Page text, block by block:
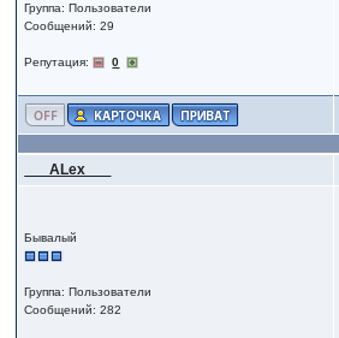
Группа: Пользователи
Сообщений: 29
Репутация: 0
___ALex___
Бывалый
Группа: Пользователи
Сообщений: 282